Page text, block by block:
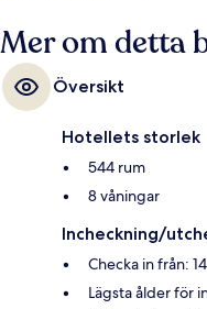
Mer om detta
Översikt
Hotellets storlek
544 rum
8 våningar
Incheckning/
Checka in från:
Lägsta ålder för